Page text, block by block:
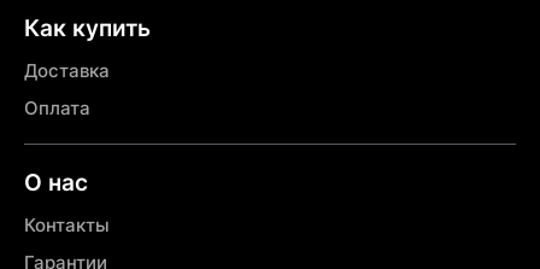
Как купить
Доставка
Оплата
О нас
Контакты
Гарантии